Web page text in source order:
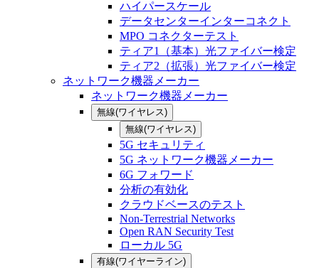
ハイパースケール
データセンターインターコネクト
MPO コネクターテスト
ティア1（基本）光ファイバー検定
ティア2（拡張）光ファイバー検定
ネットワーク機器メーカー
ネットワーク機器メーカー
無線(ワイヤレス)
無線(ワイヤレス)
5G セキュリティ
5G ネットワーク機器メーカー
6G フォワード
分析の有効化
クラウドベースのテスト
Non-Terrestrial Networks
Open RAN Security Test
ローカル 5G
有線(ワイヤーライン)